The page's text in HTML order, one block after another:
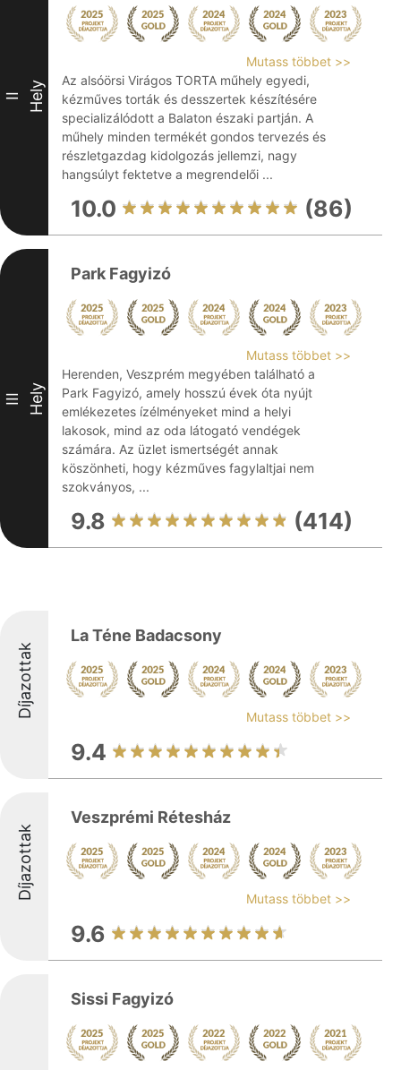
II Hely
Mutass többet >>
Az alsóörsi Virágos TORTA műhely egyedi,
kézműves torták és desszertek készítésére
specializálódott a Balaton északi partján. A
műhely minden termékét gondos tervezés és
részletgazdag kidolgozás jellemzi, nagy
hangsúlyt fektetve a megrendelői ...
10.0 (86)
III Hely
Park Fagyizó
Mutass többet >>
Herenden, Veszprém megyében található a
Park Fagyizó, amely hosszú évek óta nyújt
emlékezetes ízélményeket mind a helyi
lakosok, mind az oda látogató vendégek
számára. Az üzlet ismertségét annak
köszönheti, hogy kézműves fagylaltjai nem
szokványos, ...
9.8 (414)
Díjazottak
La Téne Badacsony
Mutass többet >>
9.4
Díjazottak
Veszprémi Rétesház
Mutass többet >>
9.6
Sissi Fagyizó